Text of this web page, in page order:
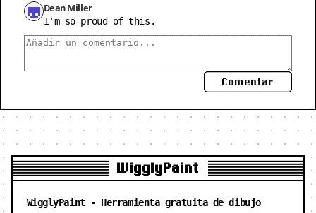
Dean Miller
I'm so proud of this.
Comentar
WigglyPaint
WigglyPaint - Herramienta gratuita de dibujo